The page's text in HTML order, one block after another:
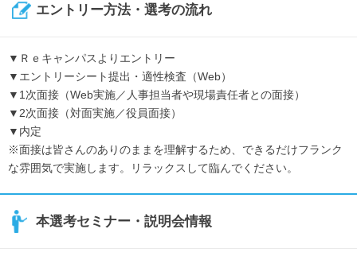
エントリー方法・選考の流れ
▼Ｒｅキャンパスよりエントリー
▼エントリーシート提出・適性検査（Web）
▼1次面接（Web実施／人事担当者や現場責任者との面接）
▼2次面接（対面実施／役員面接）
▼内定
※面接は皆さんのありのままを理解するため、できるだけフランク
な雰囲気で実施します。リラックスして臨んでください。
本選考セミナー・説明会情報